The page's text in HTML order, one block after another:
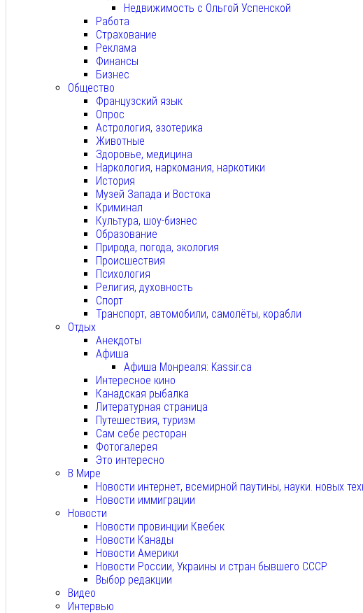
Недвижимость с Ольгой Успенской
Работа
Страхование
Реклама
Финансы
Бизнес
Общество
Французский язык
Опрос
Астрология, эзотерика
Животные
Здоровье, медицина
Наркология, наркомания, наркотики
История
Музей Запада и Востока
Криминал
Культура, шоу-бизнес
Образование
Природа, погода, экология
Происшествия
Психология
Религия, духовность
Спорт
Транспорт, автомобили, самолёты, корабли
Отдых
Анекдоты
Афиша
Афиша Монреаля: Kassir.ca
Интересное кино
Канадская рыбалка
Литературная страница
Путешествия, туризм
Сам себе ресторан
Фотогалерея
Это интересно
В Мире
Новости интернет, всемирной паутины, науки. новых
Новости иммиграции
Новости
Новости провинции Квебек
Новости Канады
Новости Америки
Новости России, Украины и стран бывшего СССР
Выбор редакции
Видео
Интервью